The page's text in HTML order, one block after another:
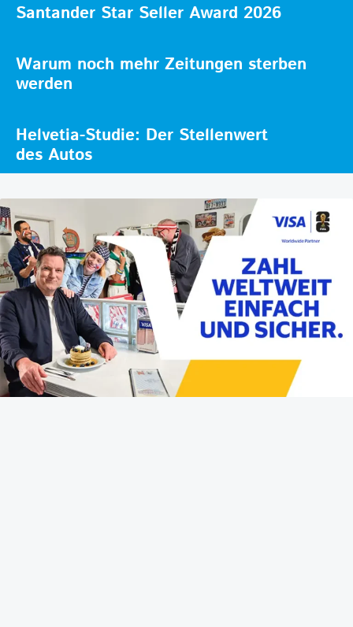
Santander Star Seller Award 2026
Warum noch mehr Zeitungen sterben
werden
Helvetia-Studie: Der Stellenwert
des Autos